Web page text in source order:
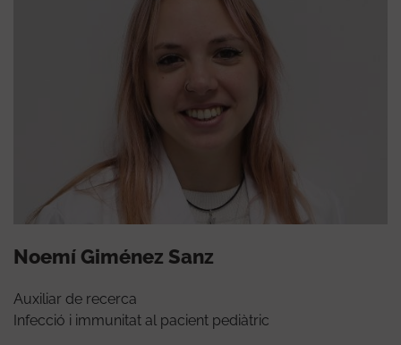
Noemí Giménez Sanz
Auxiliar de recerca
Infecció i immunitat al pacient pediàtric